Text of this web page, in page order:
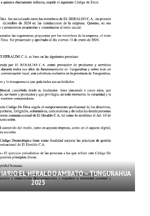
EL HERALDO AMBATO – TUNGURAHUA
2025